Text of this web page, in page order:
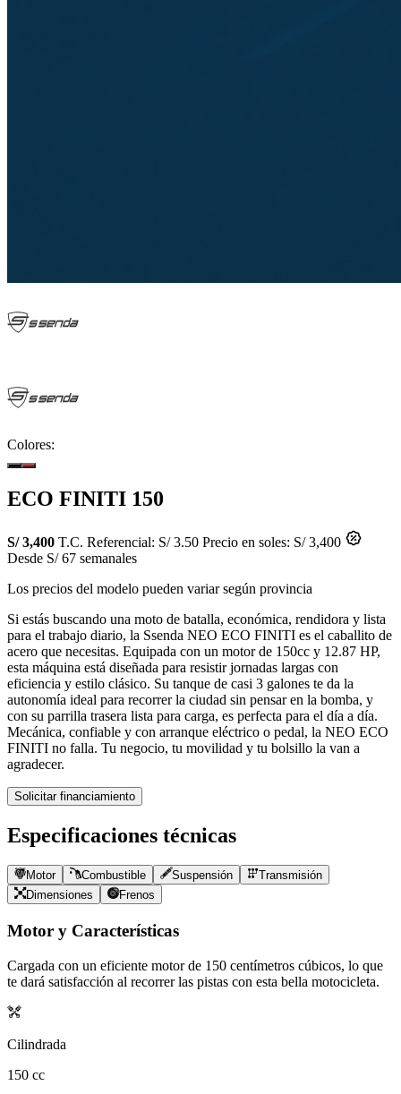
Colores:
ECO FINITI 150
S/ 3,400 T.C. Referencial: S/ 3.50 Precio en soles: S/ 3,400
Desde S/ 67 semanales
Los precios del modelo pueden variar según provincia
Si estás buscando una moto de batalla, económica, rendidora y lista
para el trabajo diario, la Ssenda NEO ECO FINITI es el caballito de
acero que necesitas. Equipada con un motor de 150cc y 12.87 HP,
esta máquina está diseñada para resistir jornadas largas con
eficiencia y estilo clásico. Su tanque de casi 3 galones te da la
autonomía ideal para recorrer la ciudad sin pensar en la bomba, y
con su parrilla trasera lista para carga, es perfecta para el día a día.
Mecánica, confiable y con arranque eléctrico o pedal, la NEO ECO
FINITI no falla. Tu negocio, tu movilidad y tu bolsillo la van a
agradecer.
Solicitar financiamiento
Especificaciones técnicas
Motor Combustible Suspensión
Transmisión
Dimensiones
Frenos
Motor y Características
Cargada con un eficiente motor de 150 centímetros cúbicos, lo que
te dará satisfacción al recorrer las pistas con esta bella motocicleta.
Cilindrada
150 cc